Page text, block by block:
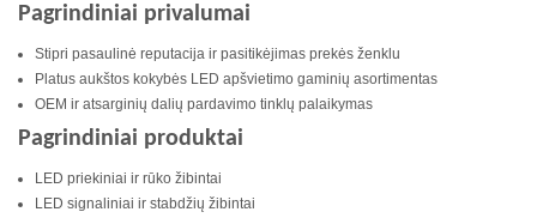
Pagrindiniai privalumai
Stipri pasaulinė reputacija ir pasitikėjimas prekės ženklu
Platus aukštos kokybės LED apšvietimo gaminių asortimentas
OEM ir atsarginių dalių pardavimo tinklų palaikymas
Pagrindiniai produktai
LED priekiniai ir rūko žibintai
LED signaliniai ir stabdžių žibintai